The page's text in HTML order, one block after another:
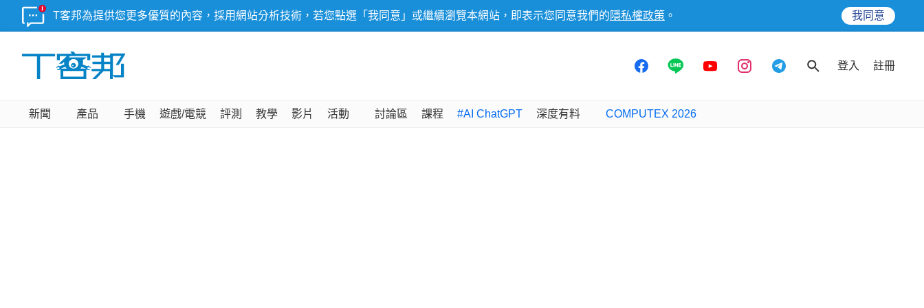
T客邦為提供您更多優質的內容，採用網站分析技術，若您點選「我同意」或繼續瀏覽本網站，即表示您同意我們的 隱私權政策 。 我同意
登入 註冊
新聞 產品 手機 遊戲/電競 評測 教學 影片 活動 討論區 課程 #AI ChatGPT 深度有料 COMPUTEX 2026